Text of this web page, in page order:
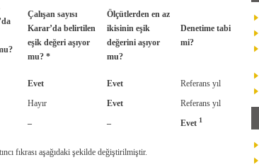
Çalışan sayısı
Karar’da belirtilen
eşik değeri aşıyor
mu? *
Ölçütlerden en az
ikisinin eşik
değerini aşıyor
mu?
Denetime tabi
mi?
Evet Evet
Referans yıl
Hayır Evet
Referans yıl
– – Evet 1
fıkrası aşağıdaki şekilde değiştirilmiştir.